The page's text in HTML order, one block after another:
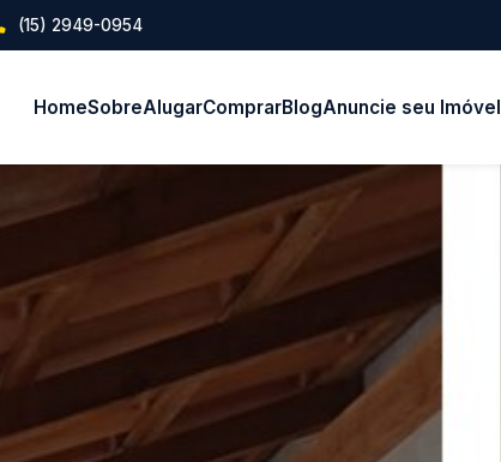
(15) 2949-0954
HomeSobreAlugarComprarBlogAnuncie seu Imóvel